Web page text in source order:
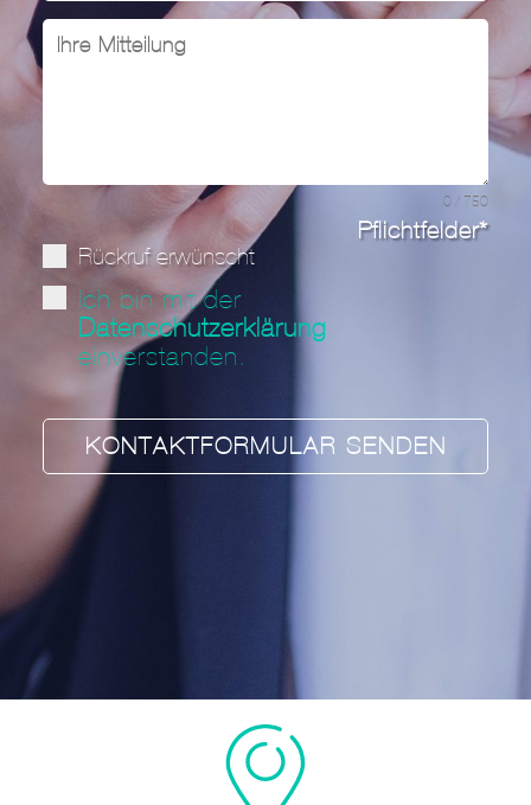
0 / 750
Pflichtfelder*
Rückruf erwünscht
Ich bin mit der
Datenschutzerklärung
einverstanden.
KONTAKTFORMULAR SENDEN